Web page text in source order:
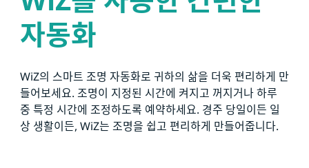
자동화
WiZ의 스마트 조명 자동화로 귀하의 삶을 더욱 편리하게 만
들어보세요. 조명이 지정된 시간에 켜지고 꺼지거나 하루
중 특정 시간에 조정하도록 예약하세요. 경주 당일이든 일
상 생활이든, WiZ는 조명을 쉽고 편리하게 만들어줍니다.